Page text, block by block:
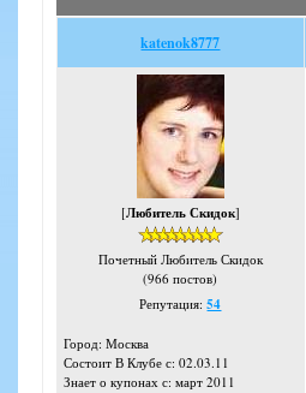
katenok8777
[Любитель Скидок]
Почетный Любитель Скидок
(966 постов)
Репутация:54
Город: Москва
Состоит В Клубе с: 02.03.11
Знает о купонах с: март 2011